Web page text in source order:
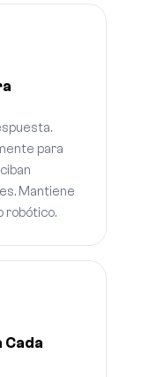
para
Mantiene
robótico.
Cada